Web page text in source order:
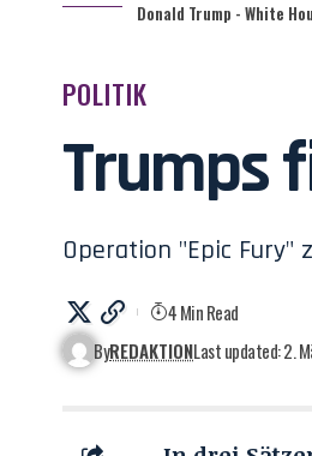
Donald Trump - White
POLITIK
Trumps
Operation "Epic
ByREDAKTIONLast updated: 2.
4 Min Read